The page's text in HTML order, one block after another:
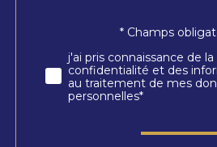
Validation
* Champs
j'ai pris connaissance de
confidentialité et des
au traitement de mes
personnelles*